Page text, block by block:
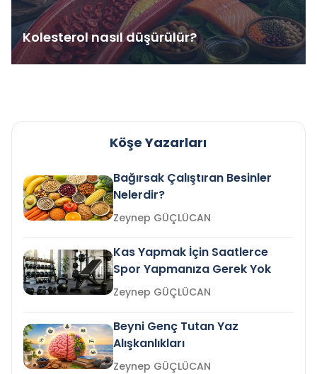
Kolesterol nasıl düşürülür?
Köşe Yazarları
Bağırsak Çalıştıran Besinler
Nelerdir?
Zeynep GÜÇLÜCAN
Kas Yapmak İçin Saatlerce
Spor Yapmanıza Gerek Yok
Zeynep GÜÇLÜCAN
Beyni Genç Tutan Yaz
Alışkanlıkları
Zeynep GÜÇLÜCAN